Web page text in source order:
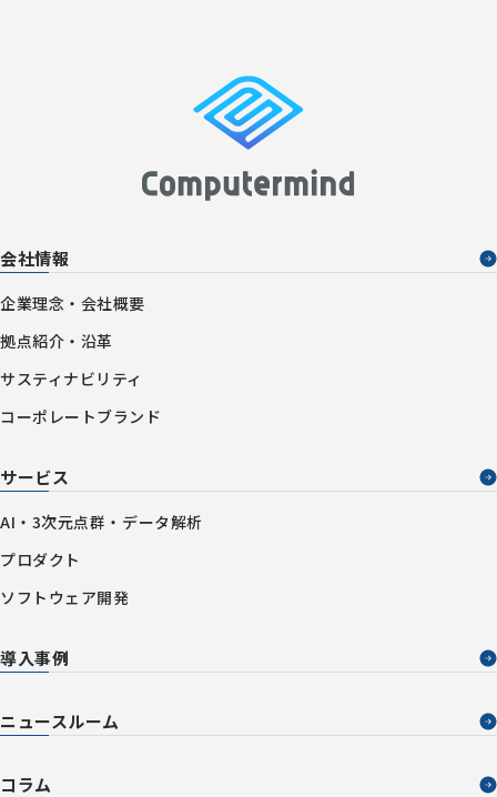
会社情報
企業理念・会社概要
拠点紹介・沿革
サスティナビリティ
コーポレートブランド
サービス
AI・3次元点群・データ解析
プロダクト
ソフトウェア開発
導入事例
ニュースルーム
コラム